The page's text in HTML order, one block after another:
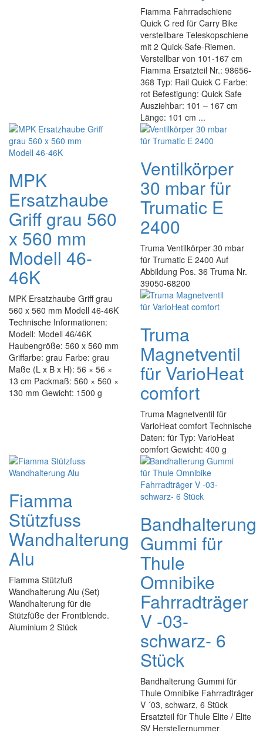
Fiamma Fahrradschiene
Quick C red für Carry Bike
verstellbare Teleskopschiene
mit 2 Quick-Safe-Riemen.
Verstellbar von 101-167 cm
Fiamma Ersatzteil Nr.: 98656-
368 Typ: Rail Quick C Farbe:
rot Befestigung: Quick Safe
Ausziehbar: 101 – 167 cm
Länge: 101 cm ...
MPK
Ersatzhaube
Griff grau 560
x 560 mm
Modell 46-
46K
MPK Ersatzhaube Griff grau
560 x 560 mm Modell 46-46K
Technische Informationen:
Modell: Modell 46/46K
Haubengröße: 560 x 560 mm
Griffarbe: grau Farbe: grau
Maße (L x B x H): 56 × 56 ×
13 cm Packmaß: 560 × 560 ×
130 mm Gewicht: 1500 g
Ventilkörper
30 mbar für
Trumatic E
2400
Truma Ventilkörper 30 mbar
für Trumatic E 2400 Auf
Abbildung Pos. 36 Truma Nr.
39050-68200
Truma
Magnetventil
für VarioHeat
comfort
Truma Magnetventil für
VarioHeat comfort Technische
Daten: für Typ: VarioHeat
comfort Gewicht: 400 g
Fiamma
Stützfuss
Wandhalterung
Alu
Fiamma Stützfuß
Wandhalterung Alu (Set)
Wandhalterung für die
Stützfüße der Frontblende.
Aluminium 2 Stück
Bandhalterung
Gummi für
Thule
Omnibike
Fahrradträger
V -03-
schwarz- 6
Stück
Bandhalterung Gummi für
Thule Omnibike Fahrradträger
V ´03, schwarz, 6 Stück
Ersatzteil für Thule Elite / Elite
SV Herstellernummer